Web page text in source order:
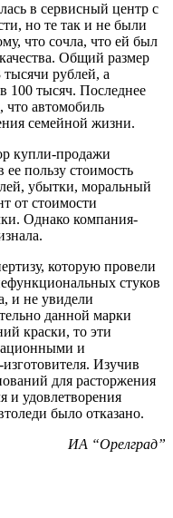
в сервисный центр с
но те так и не были
что сочла, что ей был
Общий размер
рублей, а
100 тысяч. Последнее
что автомобиль
семейной жизни.
купли-продажи
ее пользу стоимость
убытки, моральный
от стоимости
Однако компания-
которую провели
стуков
и не увидели
данной марки
краски, то эти
и
Изучив
для расторжения
и удовлетворения
было отказано.
ИА “Орелград”